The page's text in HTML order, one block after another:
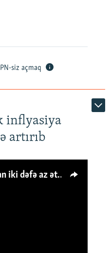
siz açmaq
inflyasiya
artırıb
Azərbaycanlı avropalıdan iki dəfə az ət yeyir, amma... 'Qiymət artımı qaçılmazdır'